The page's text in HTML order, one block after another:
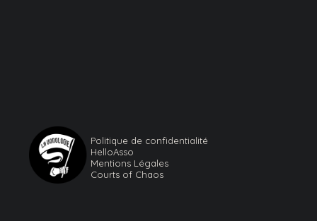
Politique de confidentialité
HelloAsso
Mentions Légales
Courts of Chaos